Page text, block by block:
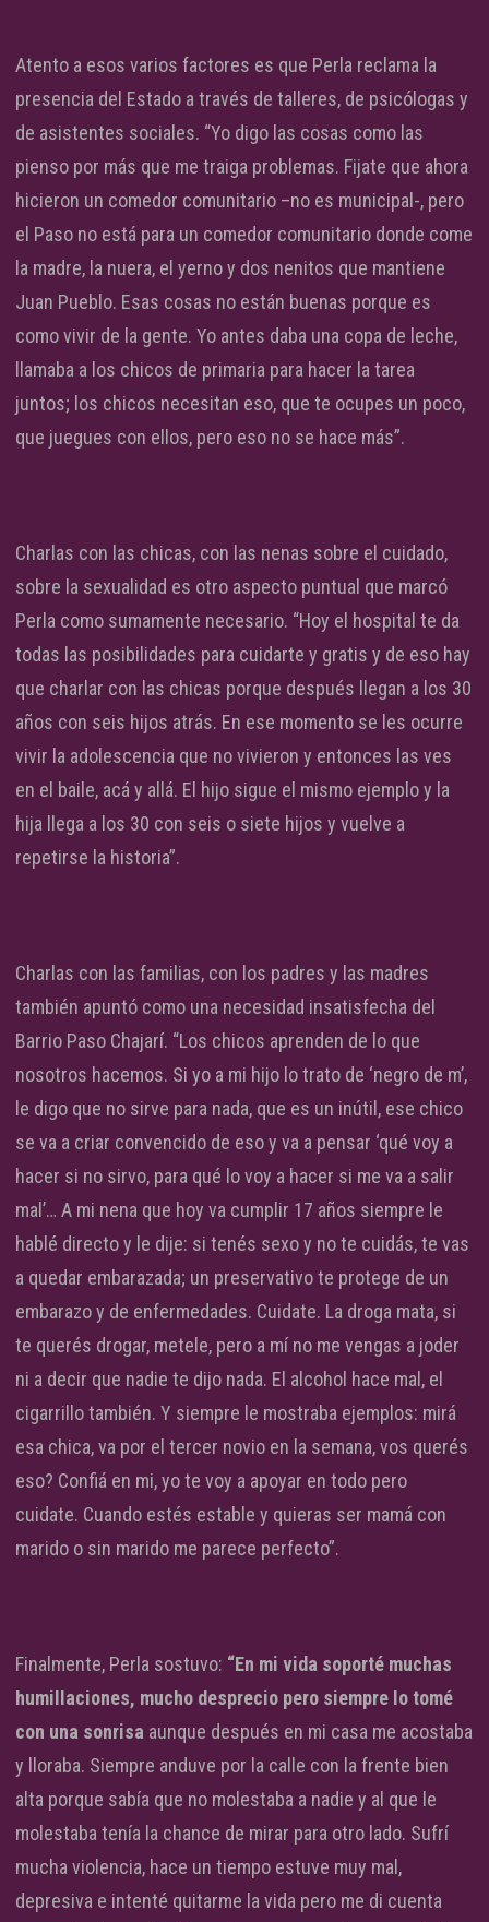
Atento a esos varios factores es que Perla reclama la
presencia del Estado a través de talleres, de psicólogas y
de asistentes sociales. “Yo digo las cosas como las
pienso por más que me traiga problemas. Fijate que ahora
hicieron un comedor comunitario –no es municipal-, pero
el Paso no está para un comedor comunitario donde come
la madre, la nuera, el yerno y dos nenitos que mantiene
Juan Pueblo. Esas cosas no están buenas porque es
como vivir de la gente. Yo antes daba una copa de leche,
llamaba a los chicos de primaria para hacer la tarea
juntos; los chicos necesitan eso, que te ocupes un poco,
que juegues con ellos, pero eso no se hace más”.
Charlas con las chicas, con las nenas sobre el cuidado,
sobre la sexualidad es otro aspecto puntual que marcó
Perla como sumamente necesario. “Hoy el hospital te da
todas las posibilidades para cuidarte y gratis y de eso hay
que charlar con las chicas porque después llegan a los 30
años con seis hijos atrás. En ese momento se les ocurre
vivir la adolescencia que no vivieron y entonces las ves
en el baile, acá y allá. El hijo sigue el mismo ejemplo y la
hija llega a los 30 con seis o siete hijos y vuelve a
repetirse la historia”.
Charlas con las familias, con los padres y las madres
también apuntó como una necesidad insatisfecha del
Barrio Paso Chajarí. “Los chicos aprenden de lo que
nosotros hacemos. Si yo a mi hijo lo trato de ‘negro de m’,
le digo que no sirve para nada, que es un inútil, ese chico
se va a criar convencido de eso y va a pensar ‘qué voy a
hacer si no sirvo, para qué lo voy a hacer si me va a salir
mal’… A mi nena que hoy va cumplir 17 años siempre le
hablé directo y le dije: si tenés sexo y no te cuidás, te vas
a quedar embarazada; un preservativo te protege de un
embarazo y de enfermedades. Cuidate. La droga mata, si
te querés drogar, metele, pero a mí no me vengas a joder
ni a decir que nadie te dijo nada. El alcohol hace mal, el
cigarrillo también. Y siempre le mostraba ejemplos: mirá
esa chica, va por el tercer novio en la semana, vos querés
eso? Confiá en mi, yo te voy a apoyar en todo pero
cuidate. Cuando estés estable y quieras ser mamá con
marido o sin marido me parece perfecto”.
Finalmente, Perla sostuvo: “En mi vida soporté muchas
humillaciones, mucho desprecio pero siempre lo tomé
con una sonrisa aunque después en mi casa me acostaba
y lloraba. Siempre anduve por la calle con la frente bien
alta porque sabía que no molestaba a nadie y al que le
molestaba tenía la chance de mirar para otro lado. Sufrí
mucha violencia, hace un tiempo estuve muy mal,
depresiva e intenté quitarme la vida pero me di cuenta